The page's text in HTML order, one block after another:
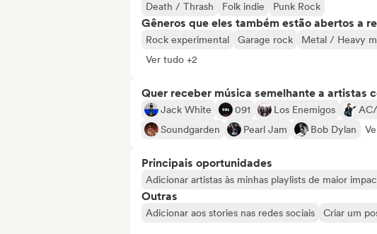
Death / Thrash Folk indie Punk Rock
Gêneros que eles também estão abertos a
Rock experimental Garage rock Metal / Heavy
Ver tudo +2
Quer receber música semelhante a artistas
Jack White 091 Los Enemigos
Soundgarden
Pearl Jam Bob Dylan
Principais oportunidades
Adicionar artistas às minhas playlists de maior
Outras
Adicionar aos stories nas redes sociais Criar um